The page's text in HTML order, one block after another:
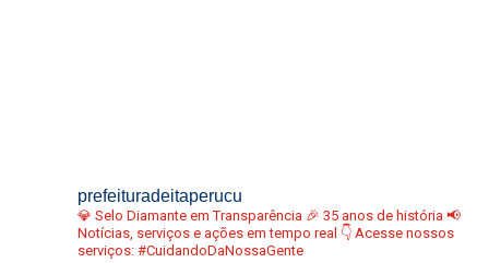
prefeituradeitaperucu
💎 Selo Diamante em Transparência 🎉 35 anos de história 📢
Notícias, serviços e ações em tempo real 👇 Acesse nossos
serviços: #CuidandoDaNossaGente